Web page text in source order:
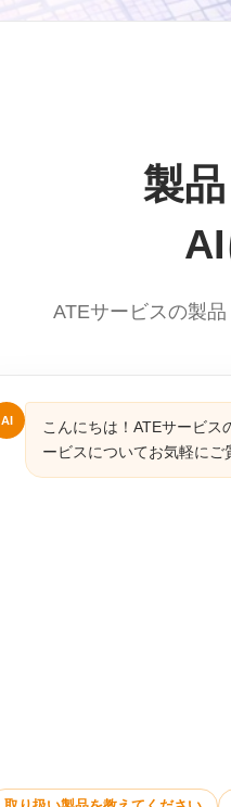
製
ATEサービスの製
AI
こんにちは！ATEサービ
ービスについてお気軽にご